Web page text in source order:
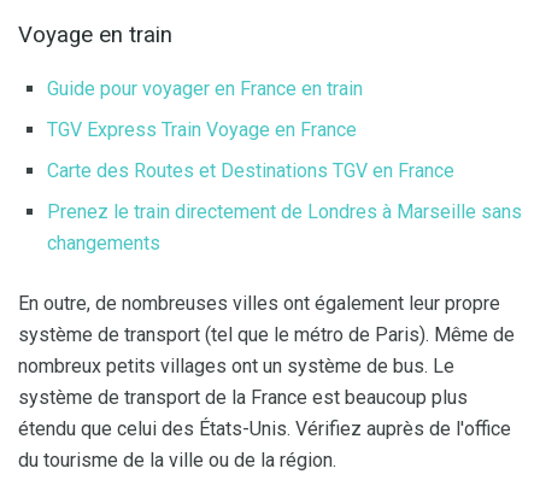
Voyage en train
Guide pour voyager en France en train
TGV Express Train Voyage en France
Carte des Routes et Destinations TGV en France
Prenez le train directement de Londres à Marseille sans
changements
En outre, de nombreuses villes ont également leur propre
système de transport (tel que le métro de Paris). Même de
nombreux petits villages ont un système de bus. Le
système de transport de la France est beaucoup plus
étendu que celui des États-Unis. Vérifiez auprès de l'office
du tourisme de la ville ou de la région.